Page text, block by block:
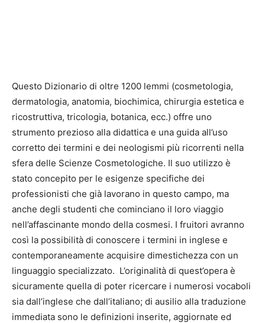
Questo Dizionario di oltre 1200 lemmi (cosmetologia,
dermatologia, anatomia, biochimica, chirurgia estetica e
ricostruttiva, tricologia, botanica, ecc.) offre uno
strumento prezioso alla didattica e una guida all’uso
corretto dei termini e dei neologismi più ricorrenti nella
sfera delle Scienze Cosmetologiche. Il suo utilizzo è
stato concepito per le esigenze specifiche dei
professionisti che già lavorano in questo campo, ma
anche degli studenti che cominciano il loro viaggio
nell’affascinante mondo della cosmesi. I fruitori avranno
così la possibilità di conoscere i termini in inglese e
contemporaneamente acquisire dimestichezza con un
linguaggio specializzato. L’originalità di quest’opera è
sicuramente quella di poter ricercare i numerosi vocaboli
sia dall’inglese che dall’italiano; di ausilio alla traduzione
immediata sono le definizioni inserite, aggiornate ed